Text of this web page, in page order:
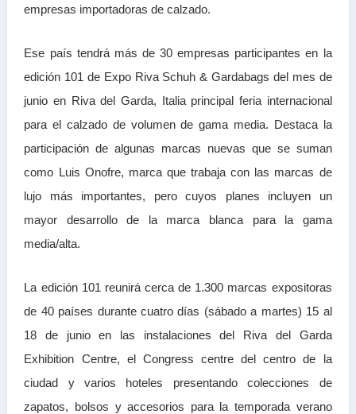
empresas importadoras de calzado.
Ese país tendrá más de 30 empresas participantes en la
edición 101 de Expo Riva Schuh & Gardabags del mes de
junio en Riva del Garda, Italia principal feria internacional
para el calzado de volumen de gama media. Destaca la
participación de algunas marcas nuevas que se suman
como Luis Onofre, marca que trabaja con las marcas de
lujo más importantes, pero cuyos planes incluyen un
mayor desarrollo de la marca blanca para la gama
media/alta.
La edición 101 reunirá cerca de 1.300 marcas expositoras
de 40 países durante cuatro días (sábado a martes) 15 al
18 de junio en las instalaciones del Riva del Garda
Exhibition Centre, el Congress centre del centro de la
ciudad y varios hoteles presentando colecciones de
zapatos, bolsos y accesorios para la temporada verano